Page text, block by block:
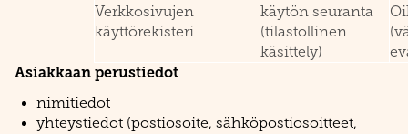
Verkkosivujen
käyttörekisteri
käytön seuranta
(tilastollinen
käsittely)
Asiakkaan perustiedot
nimitiedot
yhteystiedot (postiosoite, sähköpostiosoitteet,